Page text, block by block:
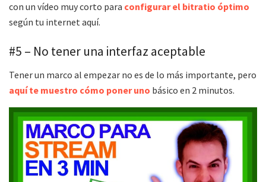
con un vídeo muy corto para configurar el bitratio óptimo
según tu internet aquí.
#5 – No tener una interfaz aceptable
Tener un marco al empezar no es de lo más importante, pero
aquí te muestro cómo poner uno básico en 2 minutos.